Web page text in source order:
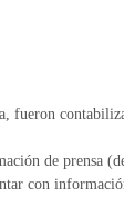
fueron
de prensa
con